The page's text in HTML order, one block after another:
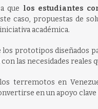
que los estudiantes
caso, propuestas de
académica.
prototipos diseñados
las necesidades reales
terremotos en
en un apoyo clave